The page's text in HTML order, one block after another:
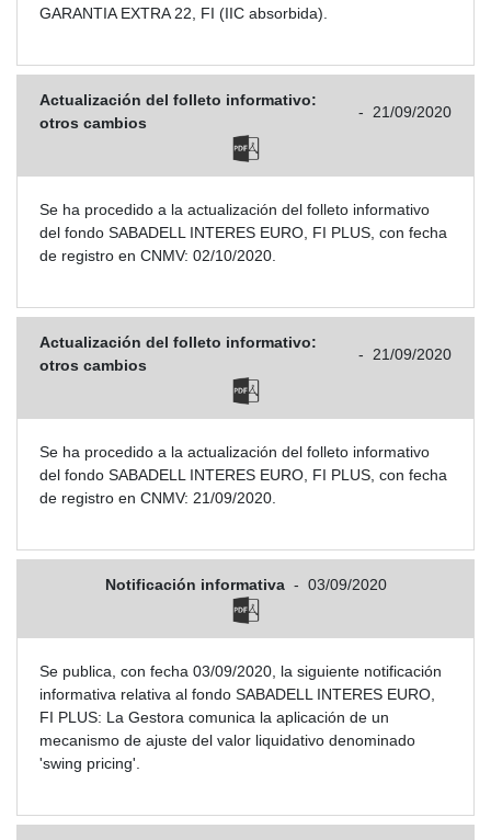
GARANTIA EXTRA 22, FI (IIC absorbida).
Actualización del folleto informativo:
otros cambios
- 21/09/2020
Se ha procedido a la actualización del folleto informativo
del fondo SABADELL INTERES EURO, FI PLUS, con fecha
de registro en CNMV: 02/10/2020.
Actualización del folleto informativo:
otros cambios
- 21/09/2020
Se ha procedido a la actualización del folleto informativo
del fondo SABADELL INTERES EURO, FI PLUS, con fecha
de registro en CNMV: 21/09/2020.
Notificación informativa - 03/09/2020
Se publica, con fecha 03/09/2020, la siguiente notificación
informativa relativa al fondo SABADELL INTERES EURO,
FI PLUS: La Gestora comunica la aplicación de un
mecanismo de ajuste del valor liquidativo denominado
'swing pricing'.